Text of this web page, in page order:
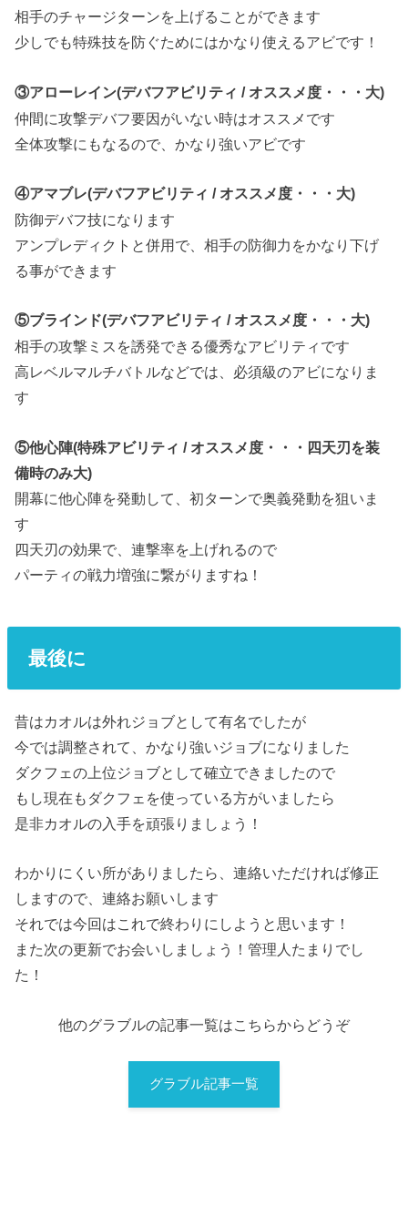
相手のチャージターンを上げることができます
少しでも特殊技を防ぐためにはかなり使えるアビです！
③アローレイン(デバフアビリティ / オススメ度・・・大)
仲間に攻撃デバフ要因がいない時はオススメです
全体攻撃にもなるので、かなり強いアビです
④アマブレ(デバフアビリティ / オススメ度・・・大)
防御デバフ技になります
アンプレディクトと併用で、相手の防御力をかなり下げ
る事ができます
⑤ブラインド(デバフアビリティ / オススメ度・・・大)
相手の攻撃ミスを誘発できる優秀なアビリティです
高レベルマルチバトルなどでは、必須級のアビになりま
す
⑤他心陣(特殊アビリティ / オススメ度・・・四天刃を装
備時のみ大)
開幕に他心陣を発動して、初ターンで奥義発動を狙いま
す
四天刃の効果で、連撃率を上げれるので
パーティの戦力増強に繋がりますね！
最後に
昔はカオルは外れジョブとして有名でしたが
今では調整されて、かなり強いジョブになりました
ダクフェの上位ジョブとして確立できましたので
もし現在もダクフェを使っている方がいましたら
是非カオルの入手を頑張りましょう！
わかりにくい所がありましたら、連絡いただければ修正
しますので、連絡お願いします
それでは今回はこれで終わりにしようと思います！
また次の更新でお会いしましょう！管理人たまりでし
た！
他のグラブルの記事一覧はこちらからどうぞ
グラブル記事一覧